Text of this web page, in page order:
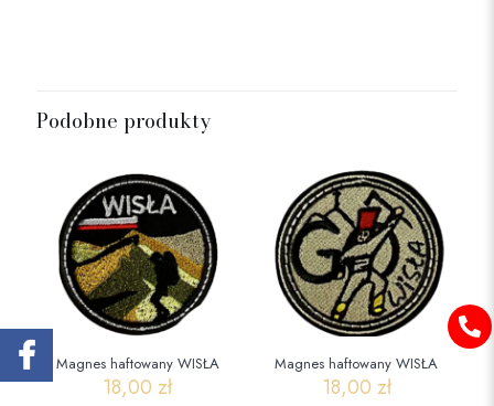
Podobne produkty
Magnes haftowany WISŁA
18,00zł
Magnes haftowany WISŁA
18,00 zł